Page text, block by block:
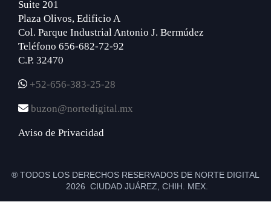
Suite 201
Plaza Olivos, Edificio A
Col. Parque Industrial Antonio J. Bermúdez
Teléfono 656-682-72-92
C.P. 32470
+52-656-383-25-28
buzon@nortedigital.mx
Aviso de Privacidad
® TODOS LOS DERECHOS RESERVADOS DE NORTE DIGITAL
2026 CIUDAD JUÁREZ, CHIH. MEX.